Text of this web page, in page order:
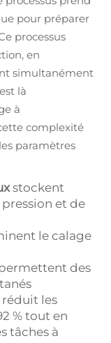
pour préparer
processus
en
simultanément
là
à
complexité
paramètres
stockent
et de
le calage
des
les
% tout en
tâches à